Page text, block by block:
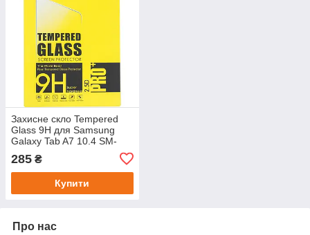
Захисне скло Tempered
Glass 9H для Samsung
Galaxy Tab A7 10.4 SM-
285 ₴
Купити
Про нас